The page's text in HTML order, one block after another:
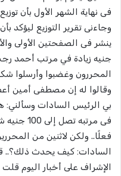
وجاءنى تقرير التوزيع ليؤكد
جنيه زيادة في مرتب أحمد
المحررون وغضبوا وأرسلوا
بي الرئيس السادات
فى مرتبه
فعلًا.. ولكن لاثنين من
السادات: كيف يحدث ذلك؟..
الإشراف على أخبار اليوم